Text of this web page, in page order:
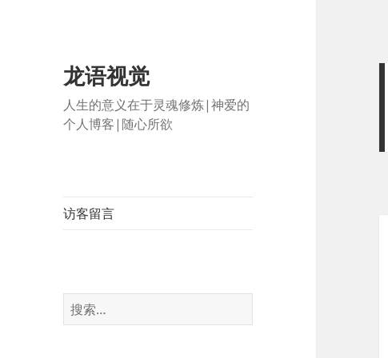
龙语视觉
人生的意义在于灵魂修炼|神爱的
个人博客|随心所欲
访客留言
搜
索：